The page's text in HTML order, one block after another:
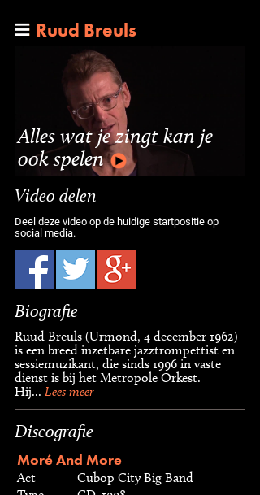
Ruud Breuls
Alles wat je zingt kan je
ook spelen
Video delen
Deel deze video op de huidige startpositie op
social media.
Biografie
Ruud Breuls (Urmond, 4 december 1962)
is een breed inzetbare jazztrompettist en
sessiemuzikant, die sinds 1996 in vaste
dienst is bij het Metropole Orkest.
Hij... Lees meer
Discografie
Moré And More
Act
Cubop City Big Band